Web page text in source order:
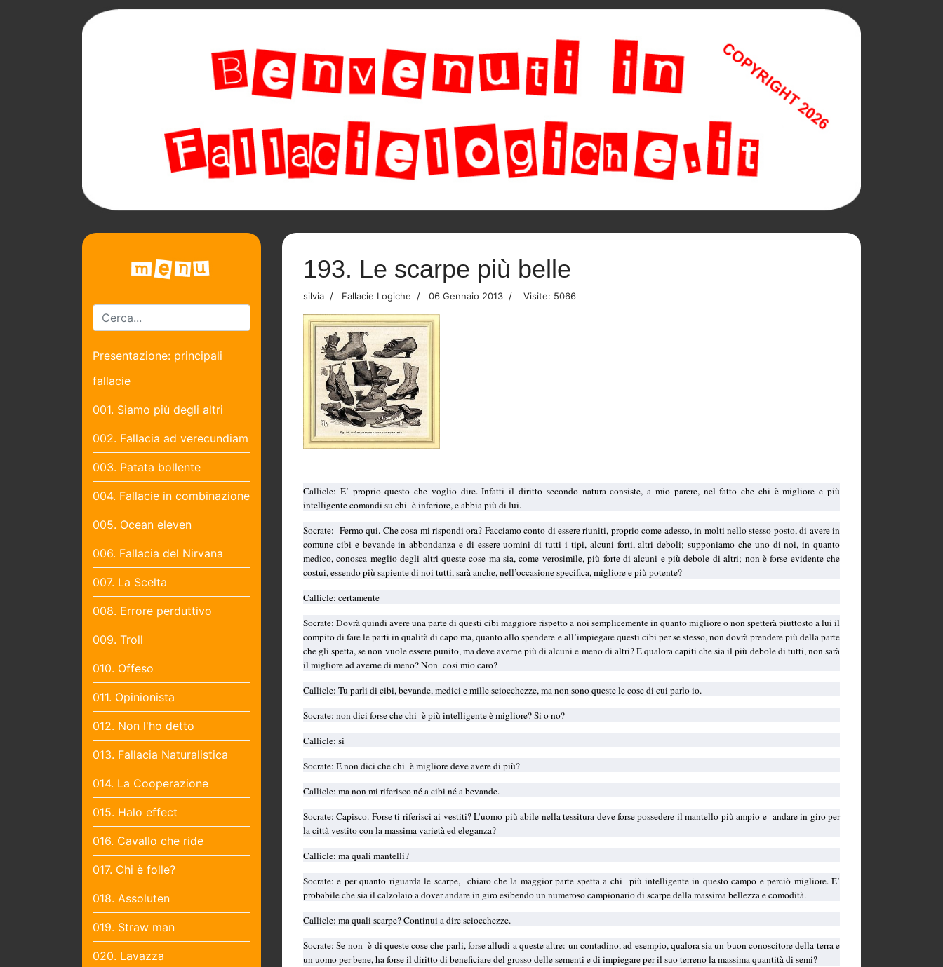
Presentazione: principali
fallacie
001. Siamo più degli altri
002. Fallacia ad verecundiam
003. Patata bollente
004. Fallacie in combinazione
005. Ocean eleven
006. Fallacia del Nirvana
007. La Scelta
008. Errore perduttivo
009. Troll
010. Offeso
011. Opinionista
012. Non l'ho detto
013. Fallacia Naturalistica
014. La Cooperazione
015. Halo effect
016. Cavallo che ride
017. Chi è folle?
018. Assoluten
019. Straw man
020. Lavazza
193. Le scarpe più belle
silvia Fallacie Logiche 06 Gennaio 2013 Visite: 5066
Callicle: E’ proprio questo che voglio dire. Infatti il diritto secondo natura consiste, a mio parere, nel fatto che chi è migliore e più
intelligente comandi su chi è inferiore, e abbia più di lui.
Socrate: Fermo qui. Che cosa mi rispondi ora? Facciamo conto di essere riuniti, proprio come adesso, in molti nello stesso posto, di avere in
comune cibi e bevande in abbondanza e di essere uomini di tutti i tipi, alcuni forti, altri deboli; supponiamo che uno di noi, in quanto
medico, conosca meglio degli altri queste cose ma sia, come verosimile, più forte di alcuni e più debole di altri; non è forse evidente che
costui, essendo più sapiente di noi tutti, sarà anche, nell’occasione specifica, migliore e più potente?
Callicle: certamente
Socrate: Dovrà quindi avere una parte di questi cibi maggiore rispetto a noi semplicemente in quanto migliore o non spetterà piuttosto a lui il
compito di fare le parti in qualità di capo ma, quanto allo spendere e all’impiegare questi cibi per se stesso, non dovrà prendere più della parte
che gli spetta, se non vuole essere punito, ma deve averne più di alcuni e meno di altri? E qualora capiti che sia il più debole di tutti, non sarà
il migliore ad averne di meno? Non cosi mio caro?
Callicle: Tu parli di cibi, bevande, medici e mille sciocchezze, ma non sono queste le cose di cui parlo io.
Socrate: non dici forse che chi è più intelligente è migliore? Si o no?
Callicle: si
Socrate: E non dici che chi è migliore deve avere di più?
Callicle: ma non mi riferisco né a cibi né a bevande.
Socrate: Capisco. Forse ti riferisci ai vestiti? L’uomo più abile nella tessitura deve forse possedere il mantello più ampio e andare in giro per
la città vestito con la massima varietà ed eleganza?
Callicle: ma quali mantelli?
Socrate: e per quanto riguarda le scarpe, chiaro che la maggior parte spetta a chi
più intelligente in questo campo e perciò migliore. E’
probabile che sia il calzolaio a dover andare in giro esibendo un numeroso campionario di scarpe della massima bellezza e comodità.
Callicle: ma quali scarpe? Continui a dire sciocchezze.
Socrate: Se non è di queste cose che parli, forse alludi a queste altre: un contadino, ad esempio, qualora sia un buon conoscitore della terra e
un uomo per bene, ha forse il diritto di beneficiare del grosso delle sementi e di impiegare per il suo terreno la massima quantità di semi?